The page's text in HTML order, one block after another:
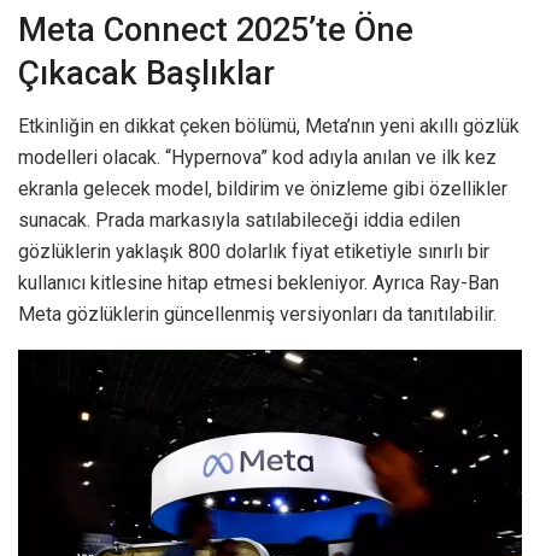
Meta Connect 2025’te Öne
Çıkacak Başlıklar
Etkinliğin en dikkat çeken bölümü, Meta’nın yeni akıllı gözlük
modelleri olacak. “Hypernova” kod adıyla anılan ve ilk kez
ekranla gelecek model, bildirim ve önizleme gibi özellikler
sunacak. Prada markasıyla satılabileceği iddia edilen
gözlüklerin yaklaşık 800 dolarlık fiyat etiketiyle sınırlı bir
kullanıcı kitlesine hitap etmesi bekleniyor. Ayrıca Ray-Ban
Meta gözlüklerin güncellenmiş versiyonları da tanıtılabilir.